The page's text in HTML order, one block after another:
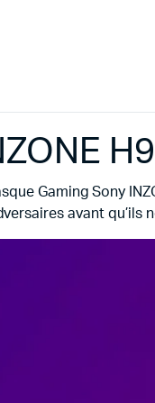
H9
Gaming Sony
avant qu’ils